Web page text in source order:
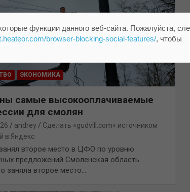
ЭКОНОМИКА
самые высокооплачиваемые
для смолян
andrey
Сделать «gudvill.com» источником
в Яндекс
второе место в ЦФО по уровню
предложений Смоленская область
заняла второе место…
функции данного веб-сайта. Пожалуйста,
browser-blocking-social-features/, чтобы